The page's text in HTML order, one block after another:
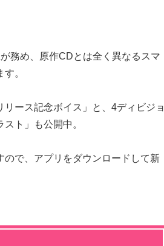
務め、原作CDとは全く異なるスマ
。
ース記念ボイス」と、4ディビジョ
ト」も公開中。
ので、アプリをダウンロードして新